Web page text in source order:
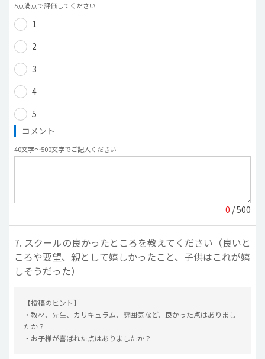
5点満点で評価してください
1
2
3
4
5
コメント
40文字〜500文字でご記入ください
0 / 500
7. スクールの良かったところを教えてください（良いと
ころや要望、親として嬉しかったこと、子供はこれが嬉
しそうだった）
【投稿のヒント】
・教材、先生、カリキュラム、雰囲気など、良かった点はありまし
たか？
・お子様が喜ばれた点はありましたか？